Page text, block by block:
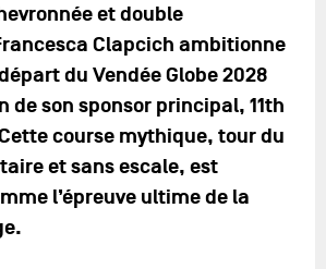
et double
Clapcich ambitionne
du Vendée Globe 2028
de son sponsor principal, 11th
course mythique, tour du
et sans escale, est
l’épreuve ultime de la